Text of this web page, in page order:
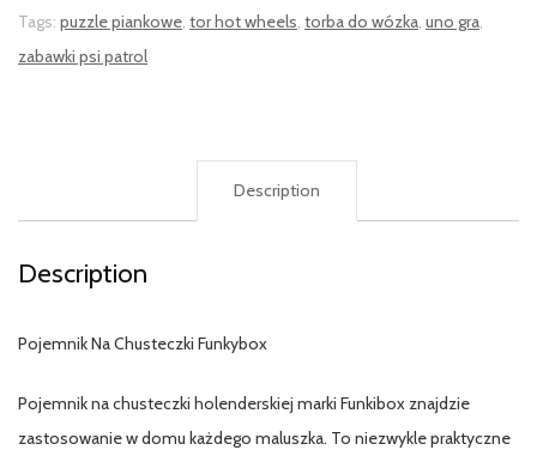
Tags: puzzle piankowe, tor hot wheels, torba do wózka, uno gra,
zabawki psi patrol
Description
Description
Pojemnik Na Chusteczki Funkybox
Pojemnik na chusteczki holenderskiej marki Funkibox znajdzie
zastosowanie w domu każdego maluszka. To niezwykle praktyczne